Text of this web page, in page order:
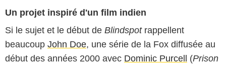
Un projet inspiré d'un film indien
Si le sujet et le début de Blindspotrappellent
beaucoup John Doe, une série de la Fox diffusée au
début des années 2000 avec Dominic Purcell (Prison